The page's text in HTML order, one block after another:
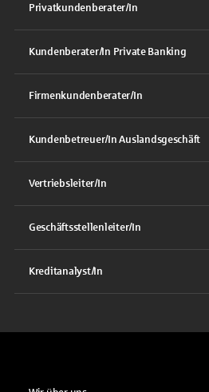
Privatkundenberater/In
Kundenberater/In Private Banking
Firmenkundenberater/In
Kundenbetreuer/In Auslandsgeschäft
Vertriebsleiter/In
Geschäftsstellenleiter/In
Kreditanalyst/In